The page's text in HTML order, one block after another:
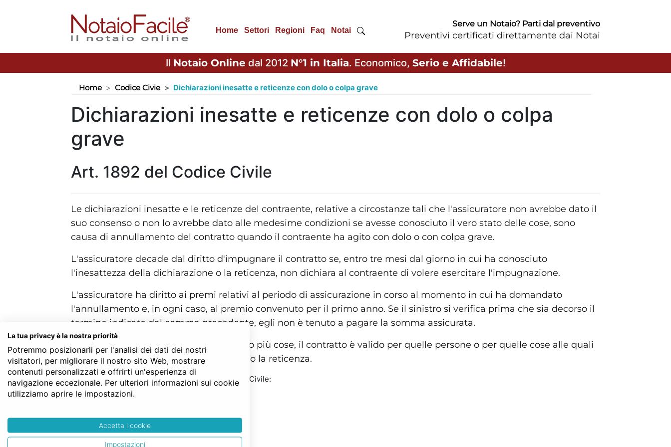
Home Settori Regioni Faq Notai
Serve un Notaio? Parti dal preventivo
Preventivi certificati direttamente dai Notai
Il Notaio Online dal 2012 N°1 in Italia. Economico, Serio e Affidabile!
Home Codice Civie Dichiarazioni inesatte e reticenze con dolo o colpa grave
Dichiarazioni inesatte e reticenze con dolo o colpa
grave
Art. 1892 del Codice Civile
Le dichiarazioni inesatte e le reticenze del contraente, relative a circostanze tali che l'assicuratore non avrebbe dato il
suo consenso o non lo avrebbe dato alle medesime condizioni se avesse conosciuto il vero stato delle cose, sono
causa di annullamento del contratto quando il contraente ha agito con dolo o con colpa grave.
L'assicuratore decade dal diritto d'impugnare il contratto se, entro tre mesi dal giorno in cui ha conosciuto
l'inesattezza della dichiarazione o la reticenza, non dichiara al contraente di volere esercitare l'impugnazione.
L'assicuratore ha diritto ai premi relativi al periodo di assicurazione in corso al momento in cui ha domandato
l'annullamento e, in ogni caso, al premio convenuto per il primo anno. Se il sinistro si verifica prima che sia decorso il
termine indicato dal comma precedente, egli non è tenuto a pagare la somma assicurata.
Se l'assicurazione riguarda più persone o più cose, il contratto è valido per quelle persone o per quelle cose alle quali
non si riferisce la dichiarazione inesatta o la reticenza.
Struttura gerarchica per l'articolo 1892 del Codice Civile:
Codice Civile
LIBRO QUARTO - Delle obbligazioni
Capo XX - Dell’assicurazione
Sezione I - Disposizioni generali
Art. 1892
La tua privacy è la nostra priorità
Potremmo posizionarli per l'analisi dei dati dei nostri
visitatori, per migliorare il nostro sito Web, mostrare
contenuti personalizzati e offrirti un'esperienza di
navigazione eccezionale. Per ulteriori informazioni sui cookie
utilizziamo aprire le impostazioni.
Accetta i cookie
Impostazioni